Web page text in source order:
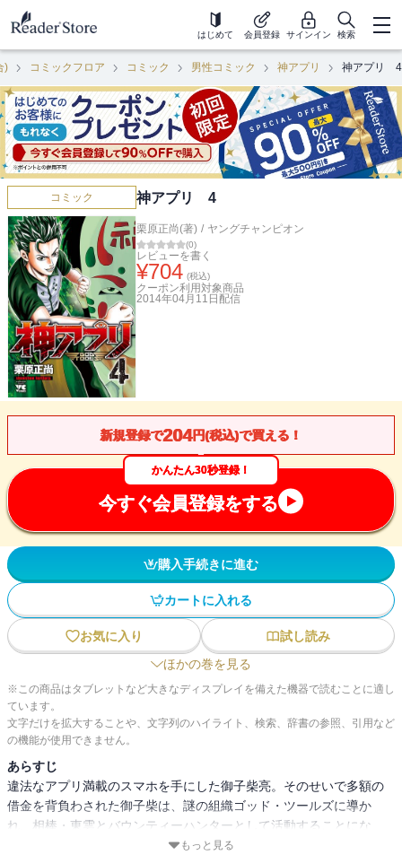
はじめて 会員登録 サインイン 検索
) コミックフロア コミック 男性コミック 神アプリ 神アプリ 4
コミック 神アプリ 4
栗原正尚(著) / ヤングチャンピオン
(0)
レビューを書く
¥704 (税込)
クーポン利用対象商品
2014年04月11日 配信
新規登録で204円(税込)で買える！
かんたん30秒登録！
今すぐ会員登録をする
購入手続きに進む
カートに入れる
お気に入り
試し読み
ほかの巻を見る
※この商品はタブレットなど大きなディスプレイを備えた機器で読むことに適し
ています。
文字だけを拡大することや、文字列のハイライト、検索、辞書の参照、引用など
の機能が使用できません。
あらすじ
違法なアプリ満載のスマホを手にした御子柴亮。そのせいで多額の
借金を背負わされた御子柴は、謎の組織ゴッド・ツールズに導か
れ、相棒・東雲とバウンティーハンターとして活動することにな
る。連続暴行犯の福文字仮面との壮絶な騙し合い!! 御子柴達は緻密
もっと見る